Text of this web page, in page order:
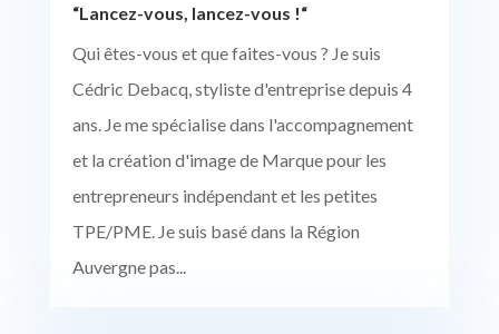
“Lancez-vous, lancez-vous !“
Qui êtes-vous et que faites-vous ? Je suis
Cédric Debacq, styliste d'entreprise depuis 4
ans. Je me spécialise dans l'accompagnement
et la création d'image de Marque pour les
entrepreneurs indépendant et les petites
TPE/PME. Je suis basé dans la Région
Auvergne pas...